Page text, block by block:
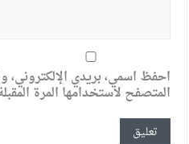
احفظ اسمي، بريدي الإلكتروني،
المتصفح لاستخدامها المرة